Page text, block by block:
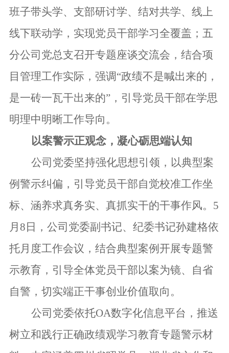
班子带头学、支部研讨学、 结对共学、 线上
线下联动学，实现党员干部学习全覆盖；五
分公司 党总支召开专题座谈交流会， 结合项
目管理工作实际， 强调“政绩不是喊出来的，
是一砖一瓦干出来的”， 引导党员干部在学思
明理中明晰工作导向 。
以案警示正观念， 凝心砺思端认知
公司党委坚持强化思想引领，以典型案
例警示纠偏，引导党员干部自觉校准工作坐
标、涵养求真务实、真抓实干的干事作风。 5
月8日，公司党委副书记、纪委书记孙建格依
托月度工作会议，结合典型案例开展专题警
示教育，引导全体党员干部以案为镜、自省
自警，切实端正干事创业价值取向。
公司党委依托OA数字化信息平台，推送
树立和践行正确政绩观学习教育专题警示材